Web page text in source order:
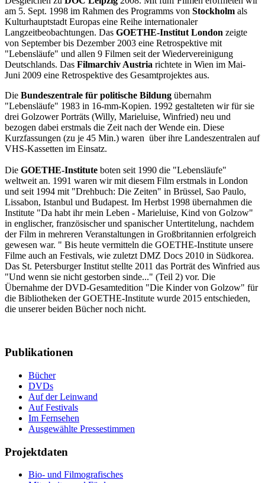
am 5. Sept. 1998 im Rahmen des Programms von Stockholm als
Kulturhauptstadt Europas eine Reihe internationaler
Langzeitbeobachtungen. Das GOETHE-Institut London zeigte
von September bis Dezember 2003 eine Retrospektive mit
"Lebensläufe" und allen 9 Filmen seit der Wiedervereinigung
Deutschlands. Das Filmarchiv Austria richtete in Wien im Mai-
Juni 2009 eine Retrospektive des Gesamtprojektes aus.
Die Bundeszentrale für politische Bildung übernahm
"Lebensläufe" 1983 in 16-mm-Kopien. 1992 gestalteten wir für sie
drei Golzower Porträts (Willy, Marieluise, Winfried) neu und
bezogen dabei erstmals die Zeit nach der Wende ein. Diese
Kurzfassungen (zu je 45 Min.) waren über ihre Landeszentralen auf
VHS-Kassetten im Einsatz.
Die GOETHE-Institute boten seit 1990 die "Lebensläufe"
weltweit an. 1991 waren wir mit diesem Film erstmals in London
und seit 1994 mit "Drehbuch: Die Zeiten" in Brüssel, Sao Paulo,
Lissabon, Istanbul und Budapest. Im Herbst 1998 übernahmen die
Institute "Da habt ihr mein Leben - Marieluise, Kind von Golzow"
in englischer, französischer und spanischer Untertitelung‚ nachdem
der Film in mehreren Veranstaltungen in Großbritannien erfolgreich
gewesen war. " Bis heute vermitteln die GOETHE-Institute unsere
Filme auch an Festivals, wie zuletzt DMZ Docs 2010 in Südkorea.
Das St. Petersburger Institut stellte 2011 das Porträt des Winfried aus
"Und wenn sie nicht gestorben sinde..." (Teil 2) vor. Die
Übernahme der DVD-Gesamtedition "Die Kinder von Golzow" für
die Bibliotheken der GOETHE-Institute wurde 2015 entschieden,
die unserer beiden Bücher noch nicht.
Publikationen
Bücher
DVDs
Auf der Leinwand
Auf Festivals
Im Fernsehen
Ausgewählte Pressestimmen
Projektdaten
Bio- und Filmografisches